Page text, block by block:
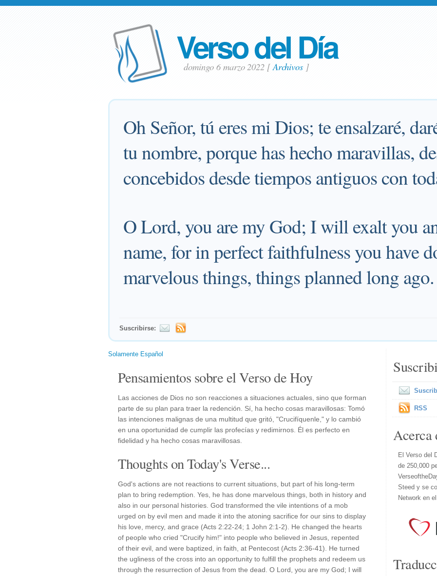
Verso del Día
domingo 6 marzo 2022 [Archivos]
Oh Señor, tú eres mi Dios; te ensalzaré,
tu nombre, porque has hecho maravillas,
concebidos desde tiempos antiguos con
O Lord, you are my God; I will exalt you
name, for in perfect faithfulness you have
marvelous things, things planned long ago.
Suscribirse:
Solamente Español
Pensamientos sobre el Verso de Hoy
Las acciones de Dios no son reacciones a situaciones actuales, sino que forman
parte de su plan para traer la redención. Sí, ha hecho cosas maravillosas: Tomó
las intenciones malignas de una multitud que gritó, "Crucifíquenle," y lo cambió
en una oportunidad de cumplir las profecías y redimirnos. Él es perfecto en
fidelidad y ha hecho cosas maravillosas.
Thoughts on Today's Verse...
God's actions are not reactions to current situations, but part of his long-term
plan to bring redemption. Yes, he has done marvelous things, both in history and
also in our personal histories. God transformed the vile intentions of a mob
urged on by evil men and made it into the atoning sacrifice for our sins to display
his love, mercy, and grace (Acts 2:22-24; 1 John 2:1-2). He changed the hearts
of people who cried "Crucify him!" into people who believed in Jesus, repented
of their evil, and were baptized, in faith, at Pentecost (Acts 2:36-41). He turned
the ugliness of the cross into an opportunity to fulfill the prophets and redeem us
through the resurrection of Jesus from the dead. O Lord, you are my God; I will
RSS
Acerca
El Verso del
de 250,000
Steed y se
Network en